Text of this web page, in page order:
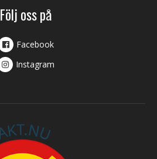
Följ oss på
Facebook
Instagram